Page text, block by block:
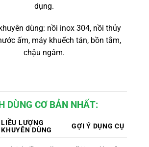
dụng.
dùng: nồi inox 304, nồi thủy
ấm, máy khuếch tán, bồn tắm,
chậu ngâm.
DÙNG CƠ BẢN NHẤT:
LIỀU LƯỢNG
KHUYÊN DÙNG
GỢI Ý DỤNG CỤ